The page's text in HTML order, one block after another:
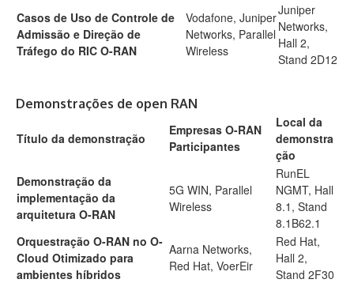
Casos de Uso de Controle de
Admissão e Direção de
Tráfego do RIC O-RAN
Vodafone, Juniper
Networks, Parallel
Wireless
Juniper
Networks,
Hall 2,
Stand 2D12
Demonstrações de open RAN
Título da demonstração
Empresas O-RAN
Participantes
Local da
demonstra
ção
Demonstração da
implementação da
arquitetura O-RAN
5G WIN, Parallel
Wireless
RunEL
NGMT, Hall
8.1, Stand
8.1B62.1
Orquestração O-RAN no O-
Cloud Otimizado para
ambientes híbridos
Aarna Networks,
Red Hat, VoerEir
Red Hat,
Hall 2,
Stand 2F30